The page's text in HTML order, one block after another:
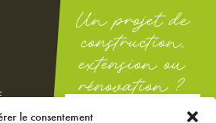
le consentement
Un projet de
construction,
extension ou
rénovation ?
DEMANDEZ